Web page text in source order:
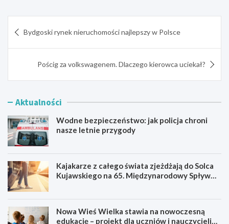
wpisu
Bydgoski rynek nieruchomości najlepszy w Polsce
Pościg za volkswagenem. Dlaczego kierowca uciekał?
Aktualności
Wodne bezpieczeństwo: jak policja chroni
nasze letnie przygody
Kajakarze z całego świata zjeżdżają do Solca
Kujawskiego na 65. Międzynarodowy Spływ
Nowa Wieś Wielka stawia na nowoczesną
edukację – projekt dla uczniów i nauczycieli